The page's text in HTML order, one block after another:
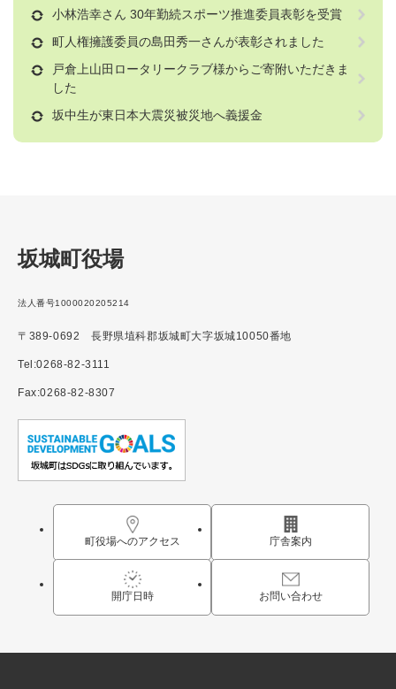
小林浩幸さん 30年勤続スポーツ推進委員表彰を受賞
町人権擁護委員の島田秀一さんが表彰されました
戸倉上山田ロータリークラブ様からご寄附いただきま
した
坂中生が東日本大震災被災地へ義援金
坂城町役場
法人番号1000020205214
〒389-0692 長野県埴科郡坂城町大字坂城10050番地
Tel:0268-82-3111
Fax:0268-82-8307
町役場へのアクセス 庁舎案内
開庁日時 お問い合わせ